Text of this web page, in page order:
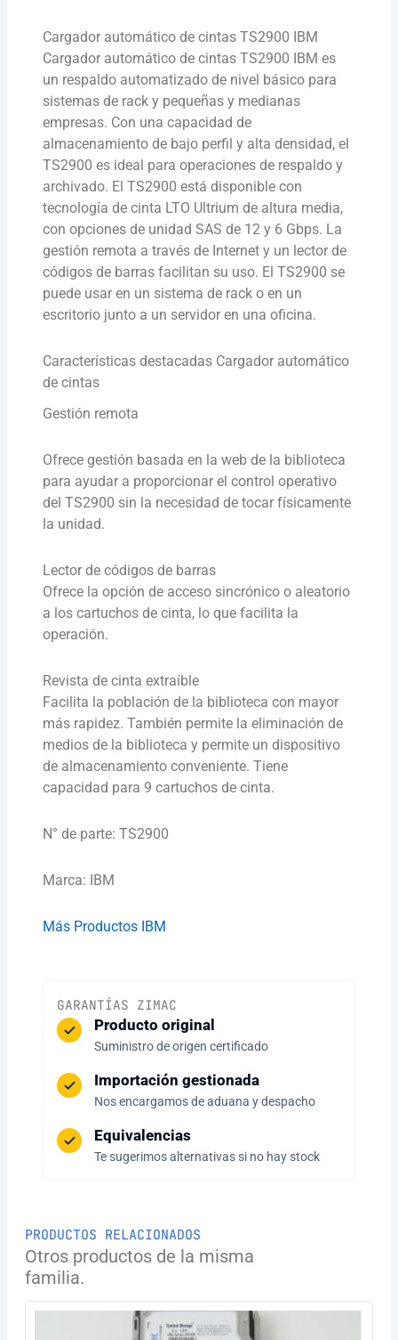
Cargador automático de cintas TS2900 IBM
Cargador automático de cintas TS2900 IBM es
un respaldo automatizado de nivel básico para
sistemas de rack y pequeñas y medianas
empresas. Con una capacidad de
almacenamiento de bajo perfil y alta densidad, el
TS2900 es ideal para operaciones de respaldo y
archivado. El TS2900 está disponible con
tecnología de cinta LTO Ultrium de altura media,
con opciones de unidad SAS de 12 y 6 Gbps. La
gestión remota a través de Internet y un lector de
códigos de barras facilitan su uso. El TS2900 se
puede usar en un sistema de rack o en un
escritorio junto a un servidor en una oficina.
Características destacadas Cargador automático
de cintas
Gestión remota
Ofrece gestión basada en la web de la biblioteca
para ayudar a proporcionar el control operativo
del TS2900 sin la necesidad de tocar físicamente
la unidad.
Lector de códigos de barras
Ofrece la opción de acceso sincrónico o aleatorio
a los cartuchos de cinta, lo que facilita la
operación.
Revista de cinta extraíble
Facilita la población de la biblioteca con mayor
más rapidez. También permite la eliminación de
medios de la biblioteca y permite un dispositivo
de almacenamiento conveniente. Tiene
capacidad para 9 cartuchos de cinta.
N° de parte: TS2900
Marca: IBM
Más Productos IBM
GARANTÍAS ZIMAC
Producto original
Suministro de origen certificado
Importación gestionada
Nos encargamos de aduana y despacho
Equivalencias
Te sugerimos alternativas si no hay stock
PRODUCTOS RELACIONADOS
Otros productos de la misma
familia.